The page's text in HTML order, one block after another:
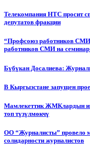
Телекомпания НТС просит
депутатов фракции
“Профсоюз работников СМИ
работников СМИ на
Бүбүкан Досалиева:
В Кыргызстане запущен
Мамлекеттик ЖМКлардын
топ түзүлмөкчү
ОО “Журналисты” провело
солидарности журналистов